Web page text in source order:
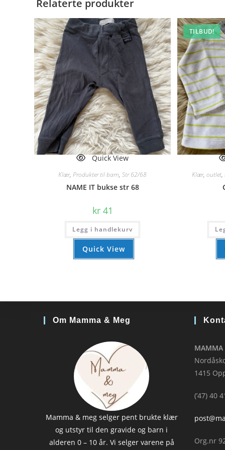
Relaterte produkter
Quick View
Klær,Produkter til barn,Str 62/68
NAME IT bukse str 68
kr41
Legg i handlekurv
Quick View
TILBUD!
Klær,outlet,
Om Mamma & Meg
Mamma & meg selger pent brukte klær
og utstyr til den gravide og barn i
alderen 0 – 10 år. Vi selger varene på
MAMMA
1415
(’47) 40
Org.nr